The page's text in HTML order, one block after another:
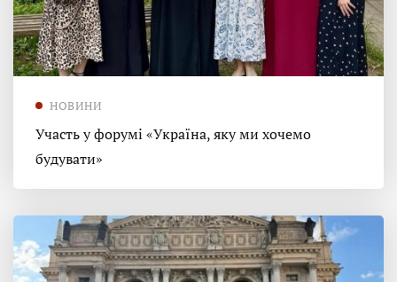
НОВИНИ
Участь у форумі «Україна, яку ми хочемо
будувати»